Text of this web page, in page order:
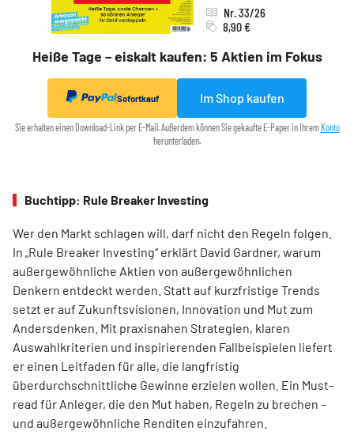
Heiße Tage – eiskalt kaufen: 5 Aktien im Fokus
Nr. 33/26
8,90 €
Sofortkauf Im Shop kaufen
Sie erhalten einen Download-Link per E-Mail. Außerdem können Sie gekaufte E-Paper in Ihrem Konto
herunterladen.
Buchtipp: Rule Breaker Investing
Wer den Markt schlagen will, darf nicht den Regeln folgen.
In „Rule Breaker Investing“ erklärt David Gardner, warum
außergewöhnliche Aktien von außer­gewöhnlichen
Denkern entdeckt werden. Statt auf kurzfristige Trends
setzt er auf Zukunftsvisionen, Innovation und Mut zum
Andersdenken. Mit praxisnahen Strategien, klaren
Auswahlkriterien und inspirierenden Fallbeispielen liefert
er einen Leit­faden für alle, die langfristig
überdurchschnittliche Gewinne erzielen wollen. Ein Must-
read für Anleger, die den Mut haben, Regeln zu brechen –
und außergewöhnliche Renditen einzufahren.